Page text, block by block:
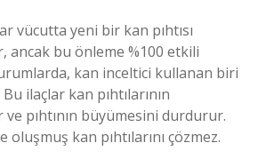
vücutta yeni bir kan pıhtısı
ancak bu önleme %100 etkili
kan inceltici kullanan biri
ilaçlar kan pıhtılarının
ve pıhtının büyümesini durdurur.
oluşmuş kan pıhtılarını çözmez.